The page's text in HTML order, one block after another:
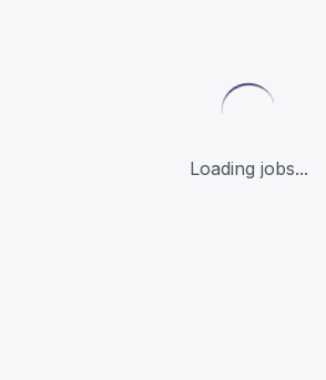
Loading jobs...